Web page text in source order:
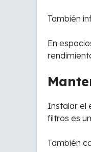
También
En
Instalar el
filtros es
También